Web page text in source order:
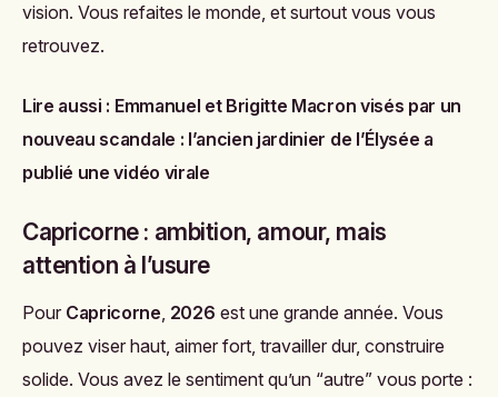
vision. Vous refaites le monde, et surtout vous vous
retrouvez.
Lire aussi : Emmanuel et Brigitte Macron visés par un
nouveau scandale : l’ancien jardinier de l’Élysée a
publié une vidéo virale
Capricorne : ambition, amour, mais
attention à l’usure
Pour Capricorne, 2026 est une grande année. Vous
pouvez viser haut, aimer fort, travailler dur, construire
solide. Vous avez le sentiment qu’un “autre” vous porte :